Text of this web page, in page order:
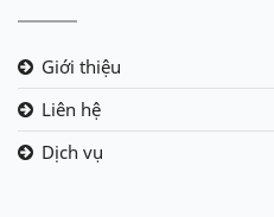
Giới thiệu
Liên hệ
Dịch vụ